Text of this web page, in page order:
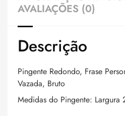
AVALIAÇÕES (0)
Descrição
Pingente Redondo, Frase
Vazada, Bruto
Medidas do Pingente: